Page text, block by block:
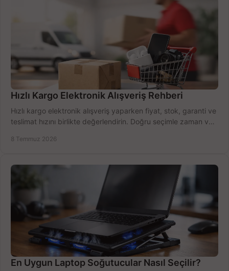
Hızlı Kargo Elektronik Alışveriş Rehberi
Hızlı kargo elektronik alışveriş yaparken fiyat, stok, garanti ve
teslimat hızını birlikte değerlendirin. Doğru seçimle zaman ve
8 Temmuz 2026
En Uygun Laptop Soğutucular Nasıl Seçilir?